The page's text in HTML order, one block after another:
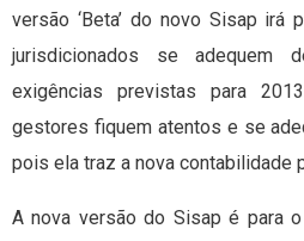
versão ‘Beta’ do novo Sisap
jurisdicionados se adequem
exigências previstas para
gestores fiquem atentos e se
pois ela traz a nova contabilidade
A nova versão do Sisap é para